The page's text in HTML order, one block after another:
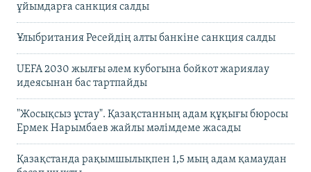
ұйымдарға санкция салды
Ұлыбритания Ресейдің алты банкіне санкция салды
UEFA 2030 жылғы әлем кубогына бойкот жариялау
идеясынан бас тартпайды
"Жосықсыз ұстау". Қазақстанның адам құқығы бюросы
Ермек Нарымбаев жайлы мәлімдеме жасады
Қазақстанда рақымшылықпен 1,5 мың адам қамаудан